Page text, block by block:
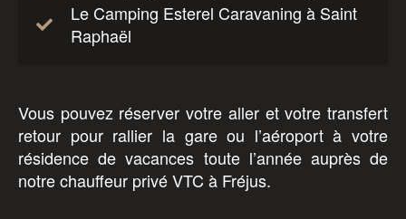
Le Camping Esterel Caravaning à Saint
Raphaël
Vous pouvez réserver votre aller et votre transfert
retour pour rallier la gare ou l’aéroport à votre
résidence de vacances toute l’année auprès de
notre chauffeur privé VTC à Fréjus.